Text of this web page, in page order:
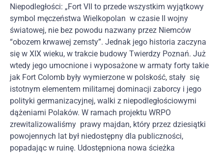
Niepodległości: „Fort VII to przede wszystkim wyjątkowy
symbol męczeństwa Wielkopolan w czasie II wojny
światowej, nie bez powodu nazwany przez Niemców
“obozem krwawej zemsty”. Jednak jego historia zaczyna
się w XIX wieku, w trakcie budowy Twierdzy Poznań. Już
wtedy jego umocnione i wyposażone w armaty forty takie
jak Fort Colomb były wymierzone w polskość, stały się
istotnym elementem militarnej dominacji zaborcy i jego
polityki germanizacyjnej, walki z niepodległościowymi
dążeniami Polaków. W ramach projektu WRPO
zrewitalizowaliśmy prawy majdan, który przez dziesiątki
powojennych lat był niedostępny dla publiczności,
popadając w ruinę. Udostępniona nowa ścieżka